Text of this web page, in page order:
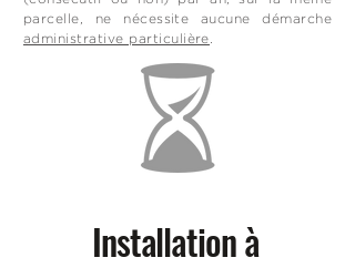
parcelle, ne nécessite aucune démarche
administrative particulière
Installation à